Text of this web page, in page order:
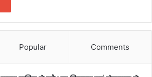
Popular Comments